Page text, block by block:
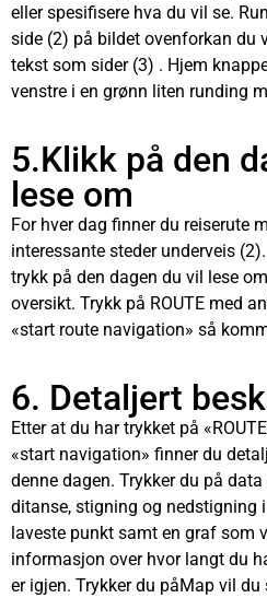
eller spesifisere hva du vil se.
side (2) på bildet ovenforkan du
tekst som sider (3) . Hjem
venstre i en grønn liten runding
5.Klikk på den
lese om
For hver dag finner du reiserute
interessante steder underveis
trykk på den dagen du vil lese
oversikt. Trykk på ROUTE med
«start route navigation» så
6. Detaljert
Etter at du har trykket på
«start navigation» finner du
denne dagen. Trykker du på
ditanse, stigning og nedstigning
laveste punkt samt en graf som
informasjon over hvor langt du
er igjen. Trykker du påMap vil du